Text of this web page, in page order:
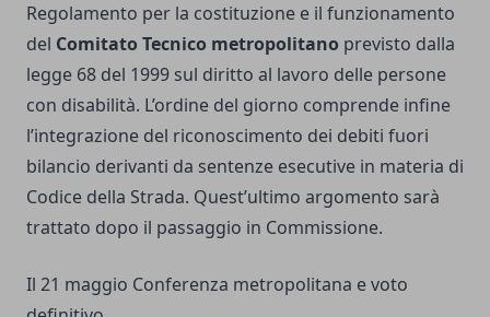
Regolamento per la costituzione e il funzionamento
del Comitato Tecnico metropolitano previsto dalla
legge 68 del 1999 sul diritto al lavoro delle persone
con disabilità. L’ordine del giorno comprende infine
l’integrazione del riconoscimento dei debiti fuori
bilancio derivanti da sentenze esecutive in materia di
Codice della Strada. Quest’ultimo argomento sarà
trattato dopo il passaggio in Commissione.
Il 21 maggio Conferenza metropolitana e voto